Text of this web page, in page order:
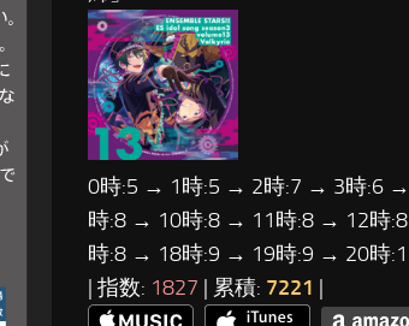
0時:5 → 1時:5 → 2時:7 → 3時:6
時:8 → 10時:8 → 11時:8 → 12時
時:8 → 18時:9 → 19時:9 → 20時
| 指数: 1827 | 累積: 7221 |